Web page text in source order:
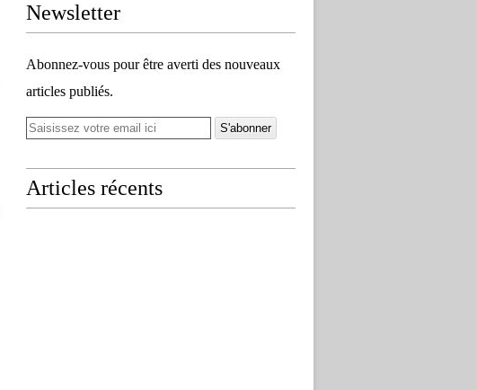
Newsletter
Abonnez-vous pour être averti des nouveaux
articles publiés.
Articles récents